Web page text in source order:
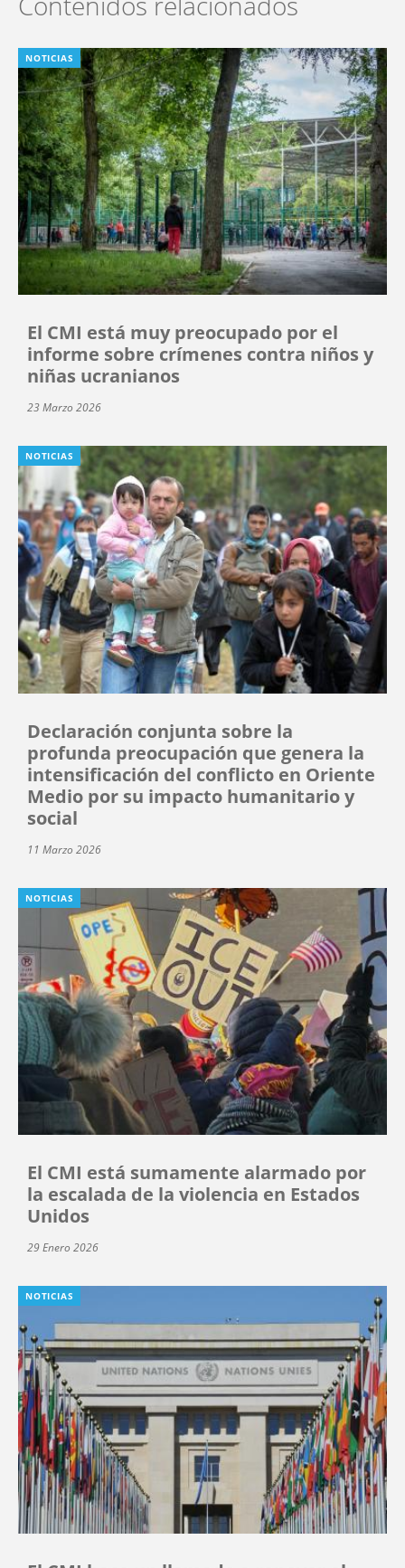
NOTICIAS
El CMI está muy preocupado por el
informe sobre crímenes contra niños y
niñas ucranianos
23 Marzo 2026
NOTICIAS
Declaración conjunta sobre la
profunda preocupación que genera la
intensificación del conflicto en Oriente
Medio por su impacto humanitario y
social
11 Marzo 2026
NOTICIAS
El CMI está sumamente alarmado por
la escalada de la violencia en Estados
Unidos
29 Enero 2026
NOTICIAS